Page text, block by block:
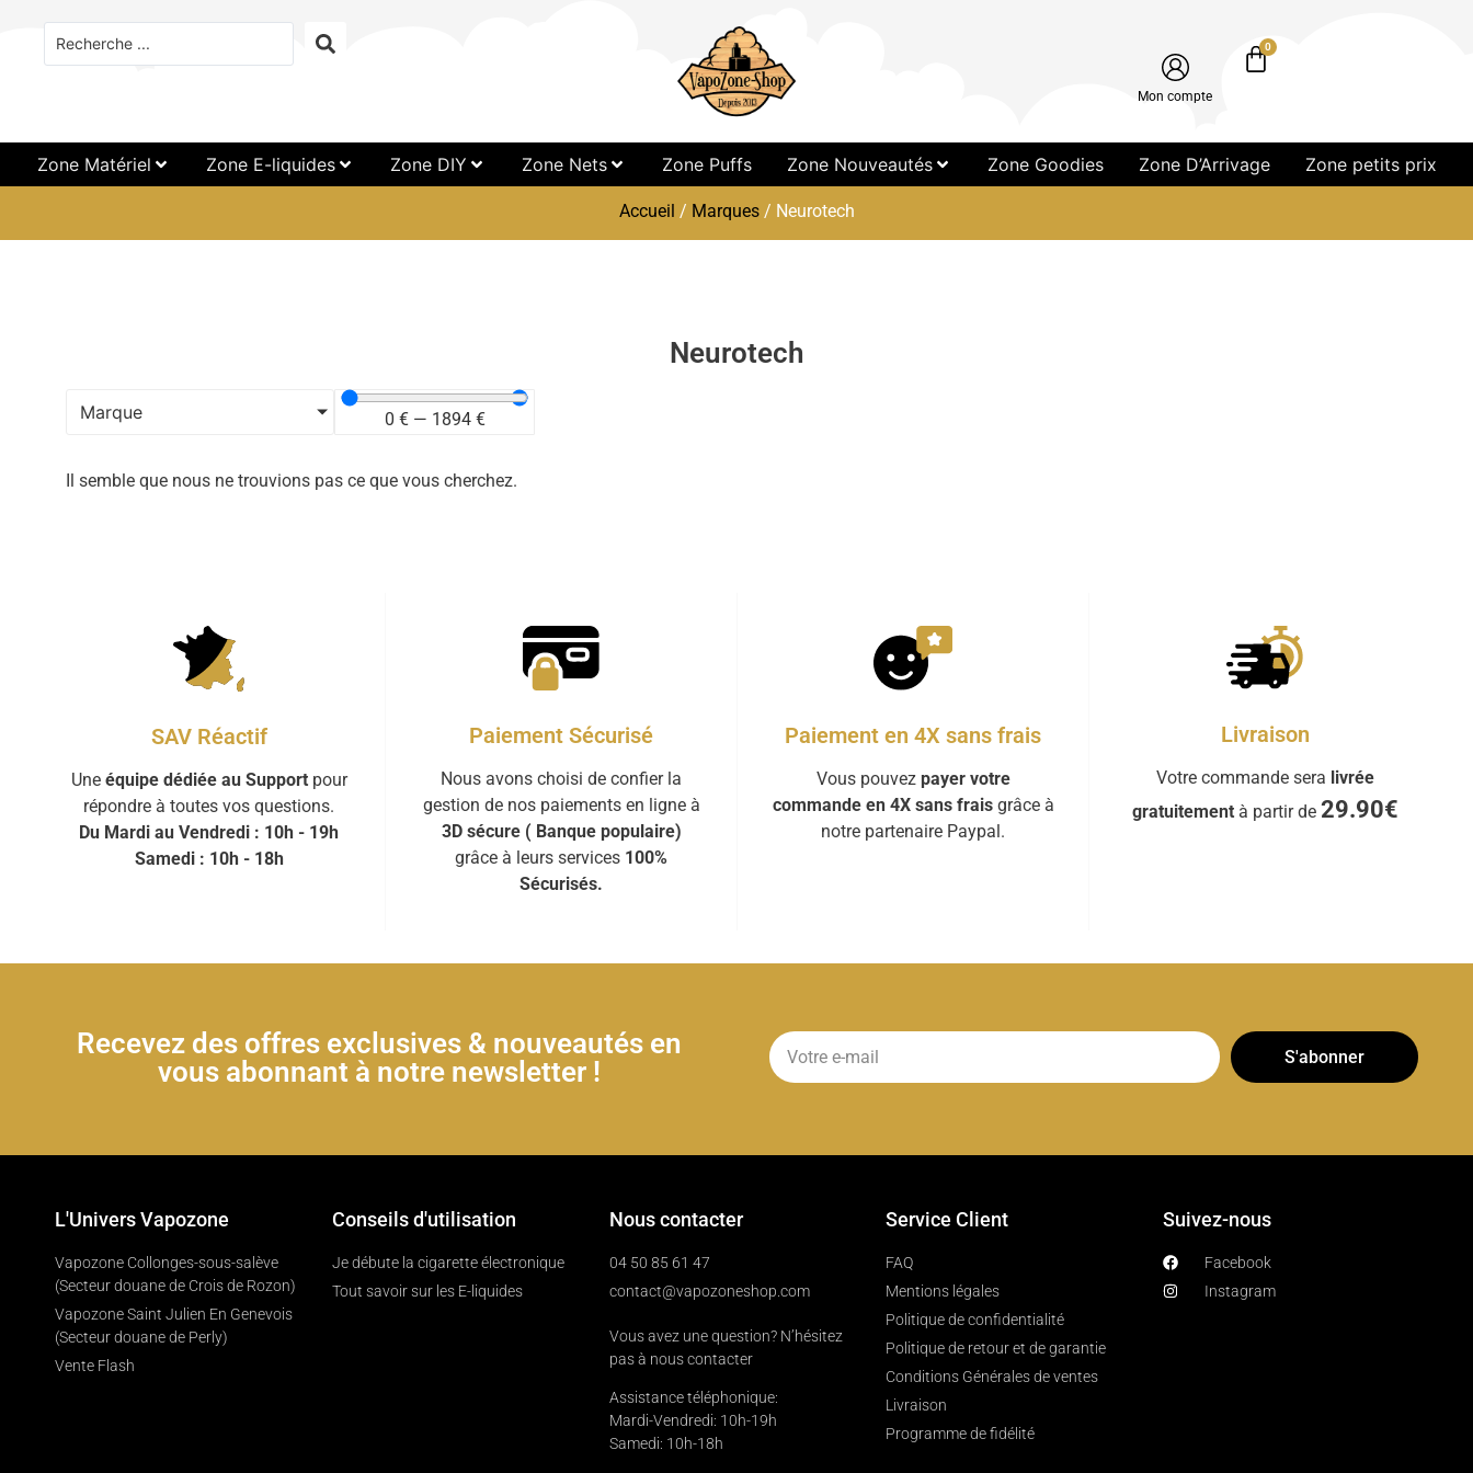
Mon compte
0
Zone Matériel Zone E-liquides Zone DIY Zone Nets Zone Puffs Zone Nouveautés Zone Goodies Zone D’Arrivage Zone petits prix
Accueil / Marques/ Neurotech
Neurotech
Marque 0 €— 1894 €
Il semble que nous ne trouvions pas ce que vous cherchez.
SAV Réactif
Une équipe dédiée au Supportpour
répondre à toutes vos questions.
Du Mardi au Vendredi : 10h - 19h
Samedi : 10h - 18h
Paiement Sécurisé
Nous avons choisi de confier la
gestion de nos paiements en ligne à
3D sécure ( Banque populaire)
grâce à leurs services 100%
Sécurisés.
Paiement en 4X sans frais
Vous pouvez payer votre
commande en 4X sans fraisgrâce à
notre partenaire Paypal.
Livraison
Votre commande sera livrée
gratuitementà partir de 29.90€
Recevez des offres exclusives & nouveautés en
vous abonnant à notre newsletter !
S'abonner
L'Univers Vapozone
Vapozone Collonges-sous-salève
(Secteur douane de Crois de Rozon)
Vapozone Saint Julien En Genevois
(Secteur douane de Perly)
Vente Flash
Conseils d'utilisation
Je débute la cigarette électronique
Tout savoir sur les E-liquides
Nous contacter
04 50 85 61 47
contact@vapozoneshop.com
Vous avez une question? N’hésitez
pas à nous contacter
Assistance téléphonique:
Mardi-Vendredi: 10h-19h
Samedi: 10h-18h
Service Client
FAQ
Mentions légales
Politique de confidentialité
Politique de retour et de garantie
Conditions Générales de ventes
Livraison
Programme de fidélité
Suivez-nous
Facebook
Instagram